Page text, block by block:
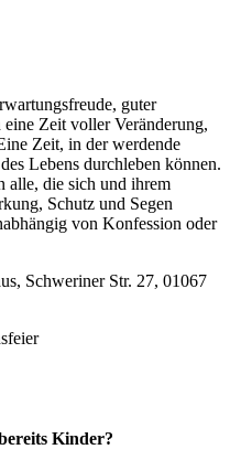
guter
Zeit voller Veränderung,
Zeit, in der werdende
Lebens durchleben können.
alle, die sich und ihrem
Schutz und Segen
von Konfession oder
Schweriner Str. 27, 01067
Kinder?